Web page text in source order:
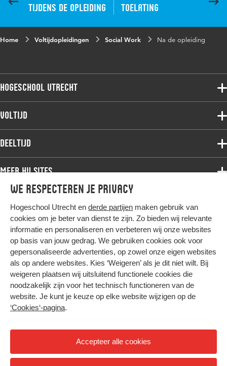
We respecteren je privacy
Hogeschool Utrecht en derde partijen maken gebruik van
cookies om je beter van dienst te zijn. Zo bieden wij relevante
informatie en personaliseren en verbeteren wij onze websites
op basis van jouw gedrag. We gebruiken cookies ook voor
gepersonaliseerde advertenties, op zowel onze eigen websites
als op andere websites. Kies ‘Weigeren’ als je dit niet wilt. Bij
weigeren plaatsen wij uitsluitend functionele cookies die
noodzakelijk zijn voor het technisch functioneren van de
website. Je kunt je keuze op elke website wijzigen op de
‘Cookies‘-pagina.
Accepteer alle cookies
Tijdens de opleiding Toelating
Home Voltijdopleidingen Social Work Na de opleiding
Hogeschool Utrecht
Voltijdopleidingen
Deeltijdopleidingen
Onderzoek
Werken bij de HU
Contact
Voltijd
Associate degree
Bachelor
Master
Studiekeuze voltijd
Deeltijd
Associate degree
Bachelor
Master
Post-master
Studiekeuze deeltijd
Meer HU sites
HU International
HU Bibliotheek
HU Ontwikkelt
Duurzame HU
Intranet
Trajectum
Hier komt alles samen
Colofon
Privacy
Cookies
Nieuwsbrief
Hoog contrast